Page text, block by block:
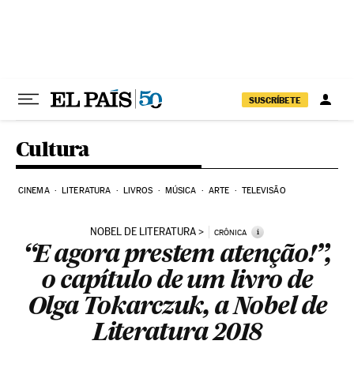
SUSCRÍBETE
Cultura
CINEMA LITERATURA LIVROS MÚSICA ARTE TELEVISÃO
NOBEL DE LITERATURA CRÔNICA i
“E agora prestem atenção!”,
o capítulo de um livro de
Olga Tokarczuk, a Nobel de
Literatura 2018